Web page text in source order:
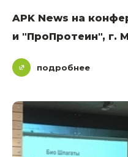
APK News на
и "ПроПротеин", г.
подробнее